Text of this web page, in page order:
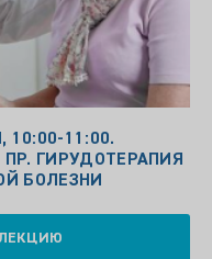
11:00.
ГИРУДОТЕРАПИЯ
БОЛЕЗНИ